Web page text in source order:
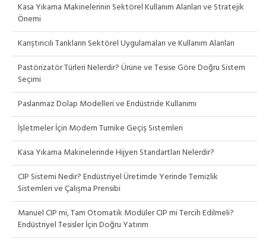
Kasa Yıkama Makinelerinin Sektörel Kullanım Alanları ve Stratejik
Önemi
Karıştırıcılı Tankların Sektörel Uygulamaları ve Kullanım Alanları
Pastörizatör Türleri Nelerdir? Ürüne ve Tesise Göre Doğru Sistem
Seçimi
Paslanmaz Dolap Modelleri ve Endüstride Kullanımı
İşletmeler İçin Modern Turnike Geçiş Sistemleri
Kasa Yıkama Makinelerinde Hijyen Standartları Nelerdir?
CIP Sistemi Nedir? Endüstriyel Üretimde Yerinde Temizlik
Sistemleri ve Çalışma Prensibi
Manuel CIP mi, Tam Otomatik Modüler CIP mi Tercih Edilmeli?
Endüstriyel Tesisler İçin Doğru Yatırım